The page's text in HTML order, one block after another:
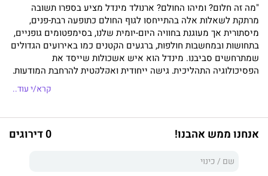
"מה זה חלום? ומיהו החולם? ארנולד מינדל מציע בספרו תשובה
מרתקת לשאלות אלה בהתייחסו לגוף החולם כתופעה רבת-פנים,
מיסתורית אך מעוגנת בחוויה היום-יומית שלנו, בסימפטומים גופניים,
בתחושות ובמחשבות חולפות, ברגעים הקטנים כמו באירועים הגדולים
שמתרחשים סביבנו. מינדל הוא איש אשכולות שייסד את
הפסיכולוגיה התהליכית, גישה ייחודית ואקלקטית להרחבת המודעות,
המודרנית (תחום התמחותו הראשון של מינדל). ספר זה מציג דרכים
ישירות לתוך התהליכים שעברו מטופלים. הגישה מציעה גם כלים
לסיוע בתהליכים בארגונים, בקהילות ובקונפליקטים בין קהילות - ידע
פרסום הספר ומקווה שבעקבותיו יבואו עוד תרגומים רבים של ספרי
קרא/י עוד..
אנחנו ממש אהבנו! 0 דירוגים